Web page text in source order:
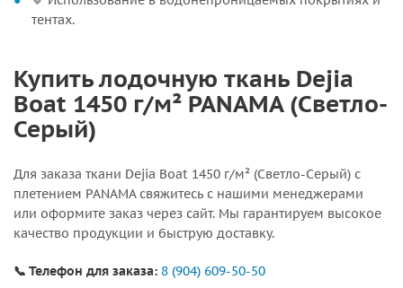
тентах.
Купить лодочную ткань Dejia
Boat 1450 г/м² PANAMA (Светло-
Серый)
Для заказа ткани Dejia Boat 1450 г/м² (Светло-Серый) с
плетением PANAMA свяжитесь с нашими менеджерами
или оформите заказ через сайт. Мы гарантируем высокое
качество продукции и быструю доставку.
📞 Телефон для заказа: 8 (904) 609-50-50